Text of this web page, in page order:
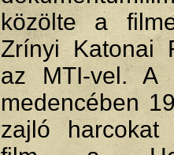
közölte a
Zrínyi Katonai
az MTI-vel. A
medencében
zajló harcokat